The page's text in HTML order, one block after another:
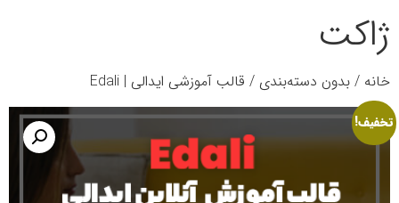
ژاکت
خانه / بدون دسته‌بندی / قالب آموزشی ایدالی | Edali
تخفیف!